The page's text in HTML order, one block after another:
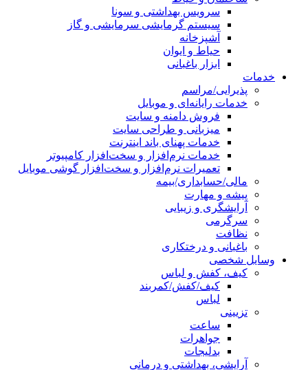
سرویس بهداشتی و سونا
سیستم گرمایشی سرمایشی و گاز
آشپزخانه
حیاط و ایوان
ابزار باغبانی
خدمات
پذیرایی/مراسم
خدمات رایانه‌ای و موبایل
فروش دامنه و سایت
میزبانی و طراحی سایت
خدمات پهنای باند اینترنت
خدمات نرم‌افزار و سخت‌افزار کامپیوتر
تعمیرات نرم‌افزار و سخت‌افزار گوشی موبایل
مالی/حسابداری/بیمه
پیشه و مهارت
آرایشگری و زیبایی
سرگرمی
نظافت
باغبانی و درختکاری
وسایل شخصی
کیف، کفش و لباس
کیف/کفش/کمربند
لباس
تزیینی
ساعت
جواهرات
بدلیجات
آرایشی، بهداشتی و درمانی